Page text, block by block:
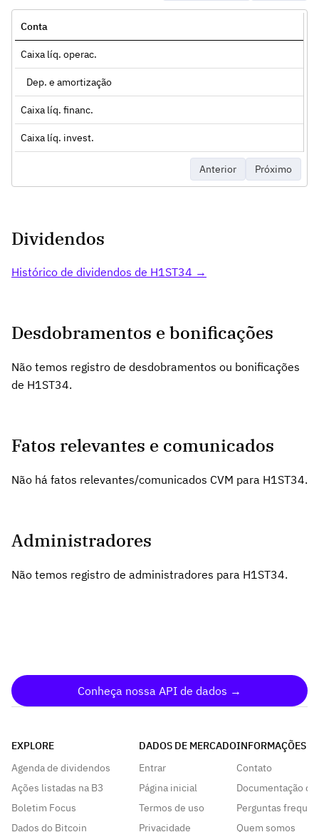
Conta
Caixa líq. operac.
Dep. e amortização
Caixa líq. financ.
Caixa líq. invest.
Anterior Próximo
Dividendos
Histórico de dividendos de H1ST34 →
Desdobramentos e bonificações
Não temos registro de desdobramentos ou bonificações
de H1ST34.
Fatos relevantes e comunicados
Não há fatos relevantes/comunicados CVM para H1ST34.
Administradores
Não temos registro de administradores para H1ST34.
Conheça nossa API de dados →
EXPLORE
Agenda de dividendos
Ações listadas na B3
Boletim Focus
Dados do Bitcoin
DADOS DE MERCADO
Entrar
Página inicial
Termos de uso
Privacidade
INFORMAÇÕES
Contato
Documentação da
Perguntas
Quem somos